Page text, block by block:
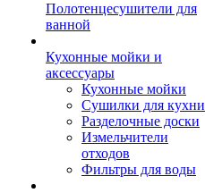
Полотенцесушители для
ванной
Кухонные мойки и
аксессуары
Кухонные мойки
Сушилки для кухни
Разделочные доски
Измельчители
отходов
Фильтры для воды